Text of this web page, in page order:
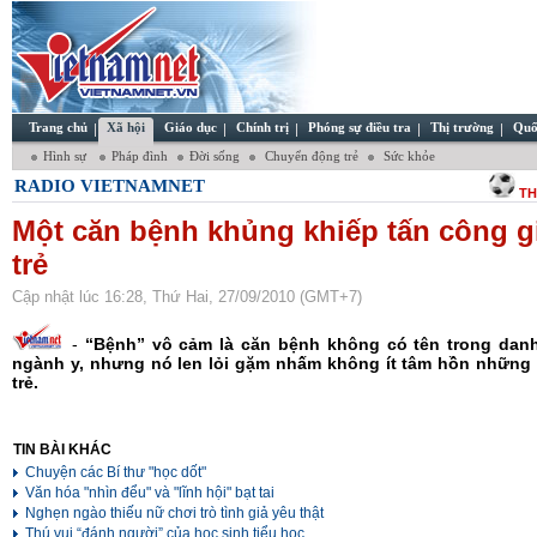
Trang chủ Xã hội Giáo dục Chính trị Phóng sự điều tra Thị trường
Hình sự Pháp đình Đời sống Chuyển động trẻ Sức khỏe
RADIO VIETNAMNET
Một căn bệnh khủng khiếp tấn công
trẻ
Cập nhật lúc 16:28, Thứ Hai, 27/09/2010 (GMT+7)
- “Bệnh” vô cảm là căn bệnh không có tên trong
ngành y, nhưng nó len lỏi gặm nhấm không ít tâm hồn
trẻ.
TIN BÀI KHÁC
Chuyện các Bí thư "học dốt"
Văn hóa "nhìn đểu" và "lĩnh hội" bạt tai
Nghẹn ngào thiếu nữ chơi trò tình giả yêu thật
Thú vui “đánh người” của học sinh tiểu học